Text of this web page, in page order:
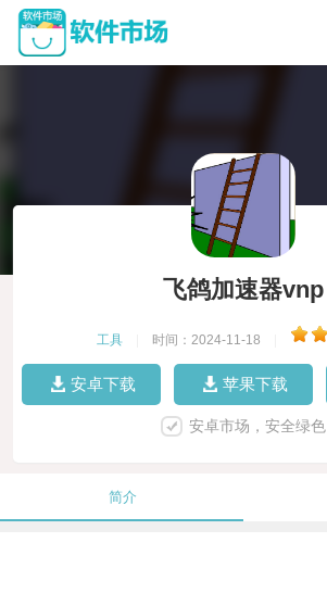
飞鸽加速器vnp
工具 时间：2024-11-18
安卓下载 苹果下载
安卓市场，安全绿色
简介